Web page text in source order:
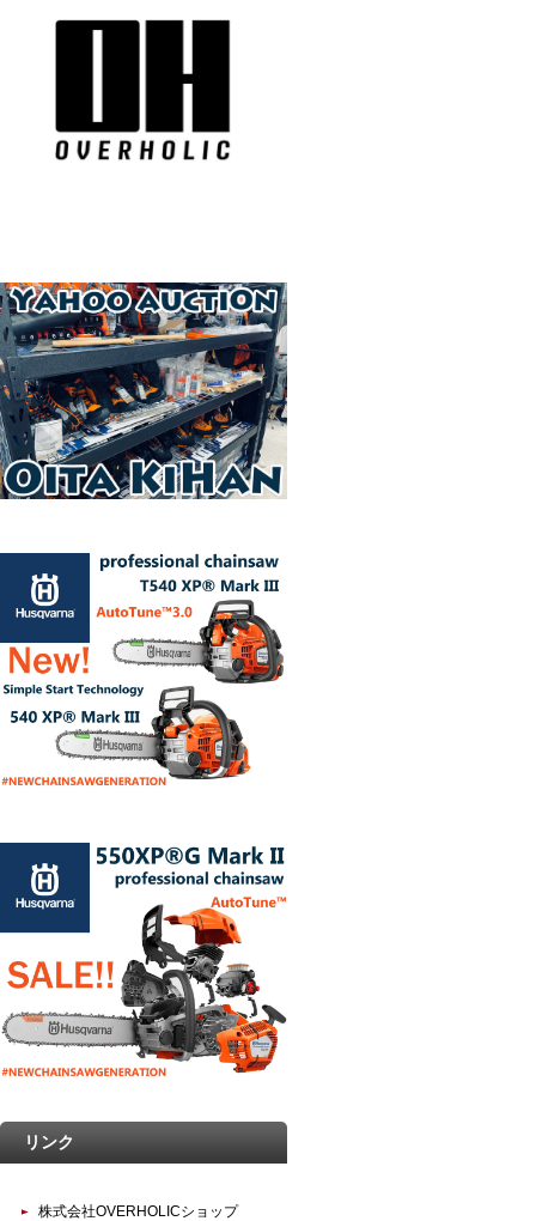
リンク
株式会社OVERHOLICショップ